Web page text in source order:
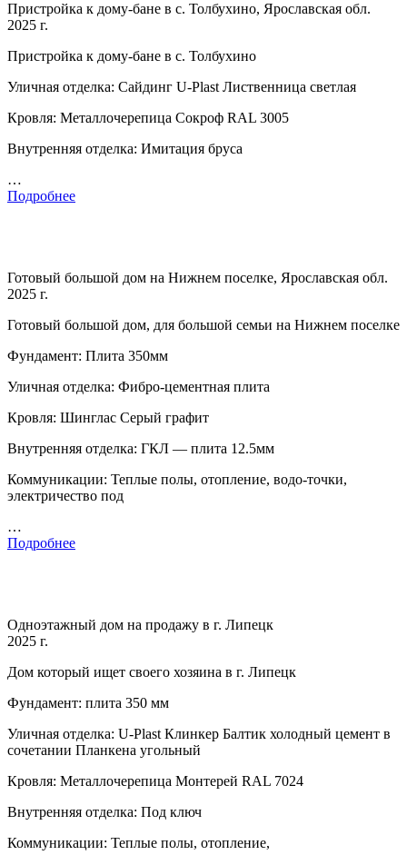
Пристройка к дому-бане в с. Толбухино, Ярославская обл.
2025 г.
Пристройка к дому-бане в с. Толбухино
Уличная отделка: Сайдинг U-Plast Лиственница светлая
Кровля: Металлочерепица Сокроф RAL 3005
Внутренняя отделка: Имитация бруса
…
Подробнее
Готовый большой дом на Нижнем поселке, Ярославская обл.
2025 г.
Готовый большой дом, для большой семьи на Нижнем поселке
Фундамент: Плита 350мм
Уличная отделка: Фибро-цементная плита
Кровля: Шинглас Серый графит
Внутренняя отделка: ГКЛ — плита 12.5мм
Коммуникации: Теплые полы, отопление, водо-точки,
электричество под
…
Подробнее
Одноэтажный дом на продажу в г. Липецк
2025 г.
Дом который ищет своего хозяина в г. Липецк
Фундамент: плита 350 мм
Уличная отделка: U-Plast Клинкер Балтик холодный цемент в
сочетании Планкена угольный
Кровля: Металлочерепица Монтерей RAL 7024
Внутренняя отделка: Под ключ
Коммуникации: Теплые полы, отопление,